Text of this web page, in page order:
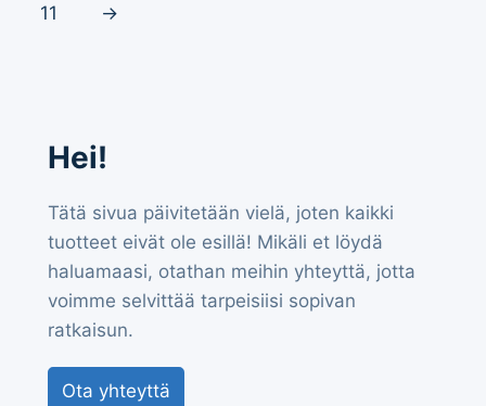
11 →
Hei!
Tätä sivua päivitetään vielä, joten kaikki
tuotteet eivät ole esillä! Mikäli et löydä
haluamaasi, otathan meihin yhteyttä, jotta
voimme selvittää tarpeisiisi sopivan
ratkaisun.
Ota yhteyttä